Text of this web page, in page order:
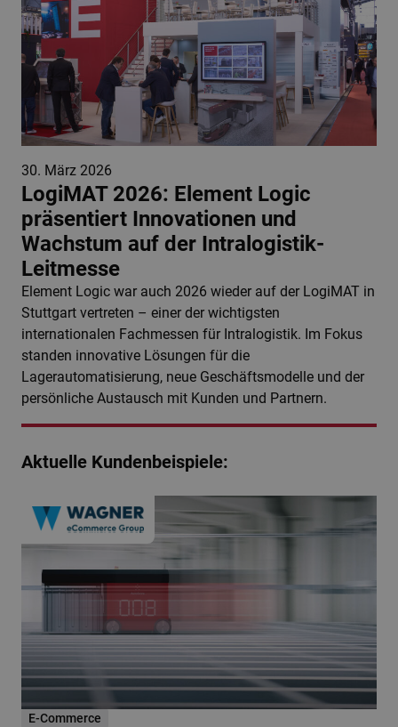
30. März 2026
LogiMAT 2026: Element Logic
präsentiert Innovationen und
Wachstum auf der Intralogistik-
Leitmesse
Element Logic war auch 2026 wieder auf der LogiMAT in
Stuttgart vertreten – einer der wichtigsten
internationalen Fachmessen für Intralogistik. Im Fokus
standen innovative Lösungen für die
Lagerautomatisierung, neue Geschäftsmodelle und der
persönliche Austausch mit Kunden und Partnern.
Aktuelle Kundenbeispiele:
E-Commerce